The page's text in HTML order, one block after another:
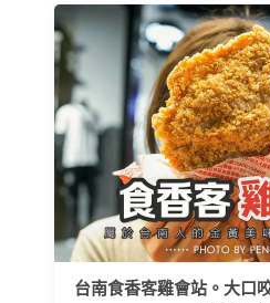
台南食香客雞會站。大口